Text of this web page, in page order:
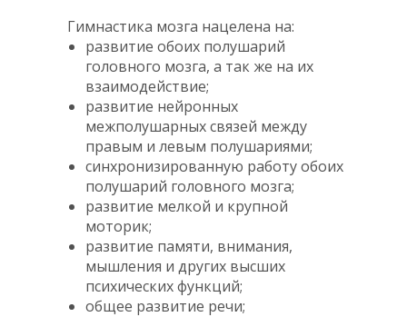
Гимнастика мозга нацелена на:
развитие обоих полушарий
головного мозга, а так же на их
взаимодействие;
развитие нейронных
межполушарных связей между
правым и левым полушариями;
синхронизированную работу обоих
полушарий головного мозга;
развитие мелкой и крупной
моторик;
развитие памяти, внимания,
мышления и других высших
психических функций;
общее развитие речи;